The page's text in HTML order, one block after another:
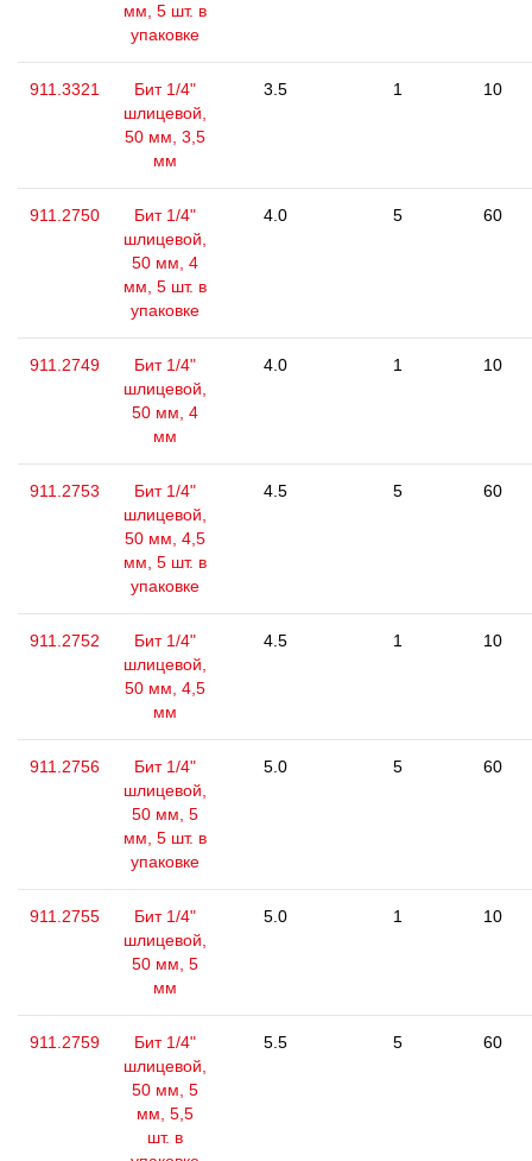
мм, 5 шт. в
упаковке
911.3321
Бит 1/4"
шлицевой,
50 мм, 3,5
мм
3.5 1 10
911.2750
Бит 1/4"
шлицевой,
50 мм, 4
мм, 5 шт. в
упаковке
4.0 5 60
911.2749
Бит 1/4"
шлицевой,
50 мм, 4
мм
4.0 1 10
911.2753
Бит 1/4"
шлицевой,
50 мм, 4,5
мм, 5 шт. в
упаковке
4.5 5 60
911.2752
Бит 1/4"
шлицевой,
50 мм, 4,5
мм
4.5 1 10
911.2756
Бит 1/4"
шлицевой,
50 мм, 5
мм, 5 шт. в
упаковке
5.0 5 60
911.2755
Бит 1/4"
шлицевой,
50 мм, 5
мм
5.0 1 10
911.2759
Бит 1/4"
шлицевой,
50 мм, 5
мм, 5,5
шт. в
5.5 5 60